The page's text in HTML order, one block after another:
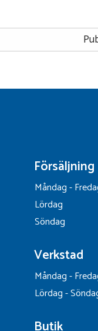
Försäljning
Måndag -
Lördag
Söndag
Verkstad
Måndag -
Lördag -